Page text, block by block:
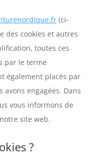
(ci-
des cookies et autres
toutes ces
par le terme
également placés par
engagées. Dans
vous informons de
site web.
?